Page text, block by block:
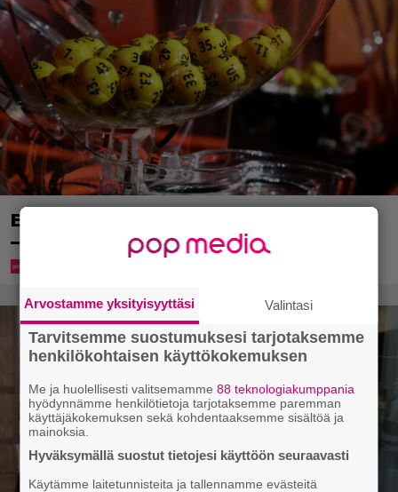
Eurojackpotista 80 000 euroa Suomeen
– tänne
Arvostamme yksityisyyttäsi Valintasi
Tarvitsemme suostumuksesi tarjotaksemme
henkilökohtaisen käyttökokemuksen
Me ja huolellisesti valitsemamme88 teknologiakumppania
hyödynnämme henkilötietoja tarjotaksemme paremman
käyttäjäkokemuksen sekä kohdentaaksemme sisältöä ja
mainoksia.
Hyväksymällä suostut tietojesi käyttöön seuraavasti
Käytämme laitetunnisteita ja tallennamme evästeitä